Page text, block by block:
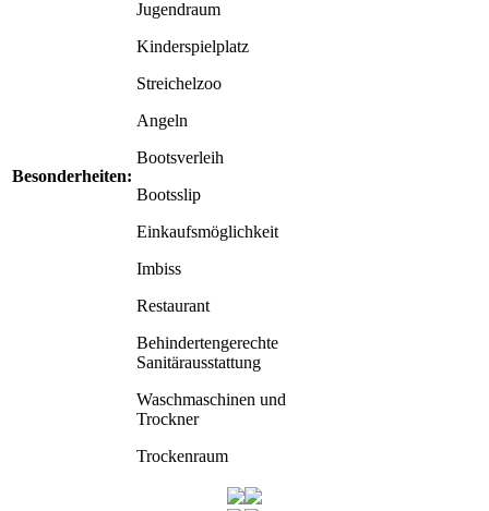
Besonderheiten:
Jugendraum
Kinderspielplatz
Streichelzoo
Angeln
Bootsverleih
Bootsslip
Einkaufsmöglichkeit
Imbiss
Restaurant
Behindertengerechte
Sanitärausstattung
Waschmaschinen und
Trockner
Trockenraum